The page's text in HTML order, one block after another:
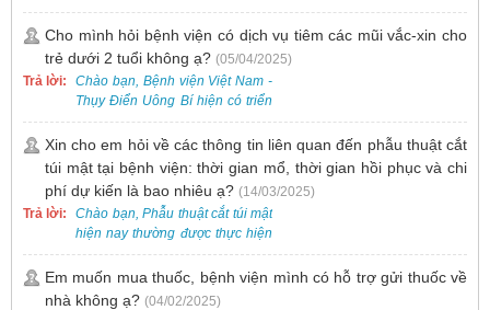
nguy cơ nhiễm HPV. Tại Bệnh
viện Việt Nam - Thụy Điển Uông
Bí, chúng tôi cung cấp các dịch
vụ thăm khám và xét nghiệm
chuyên sâu để phát hiện sớm
HPV và tầm soát ung thư cổ tử
Cho mình hỏi bệnh viện có dịch vụ tiêm các mũi vắc-xin cho
trẻ dưới 2 tuổi không ạ? (05/04/2025)
Trả lời:
Chào bạn, Bệnh viện Việt Nam -
Thụy Điển Uông Bí hiện có triển
khai dịch vụ tiêm vắc-xin cho trẻ
dưới 2 tuổi.
Xin cho em hỏi về các thông tin liên quan đến phẫu thuật cắt
túi mật tại bệnh viện: thời gian mổ, thời gian hồi phục và chi
phí dự kiến là bao nhiêu ạ? (14/03/2025)
Trả lời:
Chào bạn, Phẫu thuật cắt túi mật
hiện nay thường được thực hiện
bằng phương pháp nội soi, đây
là một kỹ thuật ít xâm lấn, an toàn
và phổ biến.
Em muốn mua thuốc, bệnh viện mình có hỗ trợ gửi thuốc về
nhà không ạ? (04/02/2025)